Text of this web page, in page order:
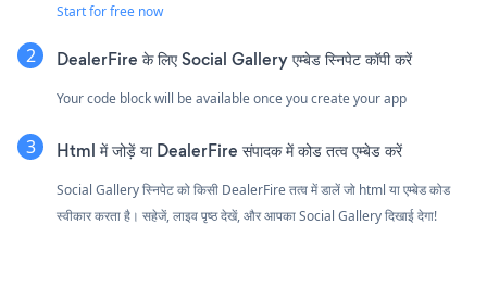
Start for free now
DealerFire के लिए Social Gallery एम्बेड स्निपेट कॉपी करें
Your code block will be available once you create your app
Html में जोड़ें या DealerFire संपादक में कोड तत्व एम्बेड करें
Social Gallery स्निपेट को किसी DealerFire तत्व में डालें जो html या एम्बेड कोड
स्वीकार करता है। सहेजें, लाइव पृष्ठ देखें, और आपका Social Gallery दिखाई देगा!